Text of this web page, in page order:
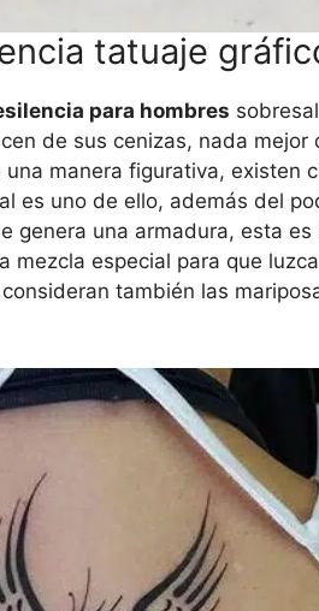
tatuaje
para hombres
de sus cenizas, nada mejor
manera figurativa, existen
es uno de ello, además del
genera una armadura, esta
mezcla especial para que
también las